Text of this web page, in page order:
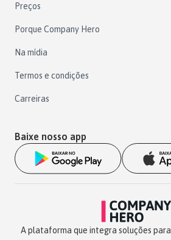
Preços
Porque Company Hero
Na mídia
Termos e condições
Carreiras
Baixe nosso app
A plataforma que integra soluções para